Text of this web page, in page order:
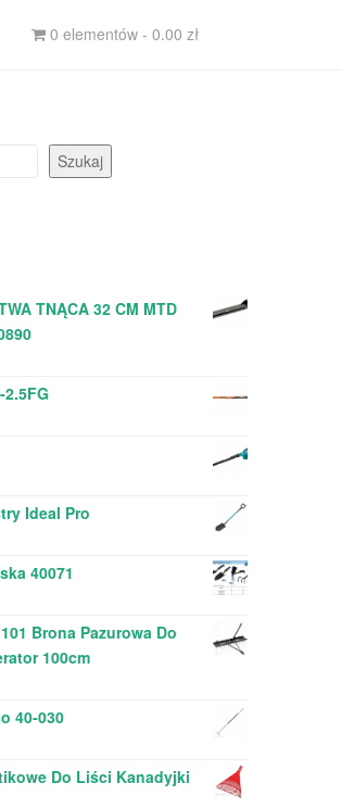
0 elementów - 0.00 zł
Szukaj
TNĄCA 32 CM MTD
2.5FG
Ideal Pro
40071
Brona Pazurowa Do
100cm
40-030
Do Liści Kanadyjki